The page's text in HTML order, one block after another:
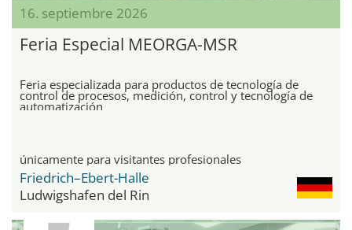
16. septiembre 2026
Feria Especial MEORGA-MSR
Feria especializada para productos de tecnología de
control de procesos, medición, control y tecnología de
automatización
únicamente para visitantes profesionales
Friedrich–Ebert-Halle
Ludwigshafen del Rin